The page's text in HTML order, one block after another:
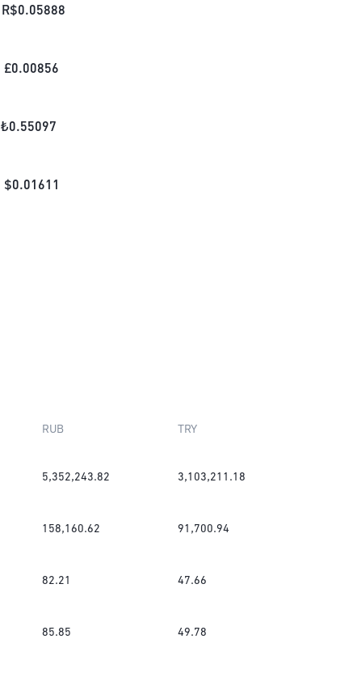
R$0.05888
£0.00856
₺0.55097
$0.01611
RUB TRY
5,352,243.82 3,103,211.18
158,160.62 91,700.94
82.21 47.66
85.85 49.78